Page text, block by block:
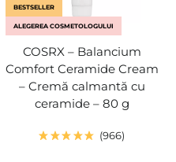
BESTSELLER
ALEGEREA COSMETOLOGULUI
COSRX – Balancium
Comfort Ceramide Cream
– Cremă calmantă cu
ceramide – 80 g
966